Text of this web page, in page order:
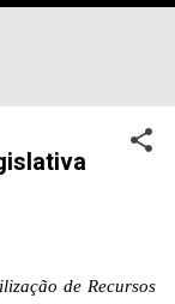
de Recursos